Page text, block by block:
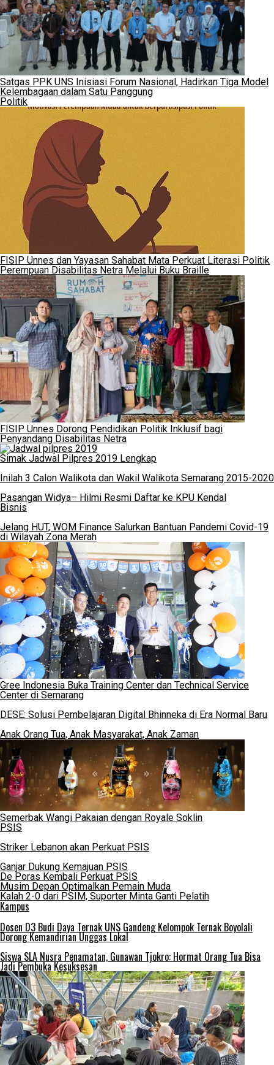
Satgas PPK UNS Inisiasi Forum Nasional, Hadirkan Tiga Model
Kelembagaan dalam Satu Panggung
Politik
FISIP Unnes dan Yayasan Sahabat Mata Perkuat Literasi Politik
Perempuan Disabilitas Netra Melalui Buku Braille
FISIP Unnes Dorong Pendidikan Politik Inklusif bagi
Penyandang Disabilitas Netra
Simak Jadwal Pilpres 2019 Lengkap
Inilah 3 Calon Walikota dan Wakil Walikota Semarang 2015-2020
Pasangan Widya– Hilmi Resmi Daftar ke KPU Kendal
Bisnis
Jelang HUT, WOM Finance Salurkan Bantuan Pandemi Covid-19
di Wilayah Zona Merah
Gree Indonesia Buka Training Center dan Technical Service
Center di Semarang
DESE: Solusi Pembelajaran Digital Bhinneka di Era Normal Baru
Anak Orang Tua, Anak Masyarakat, Anak Zaman
Semerbak Wangi Pakaian dengan Royale Soklin
PSIS
Striker Lebanon akan Perkuat PSIS
Ganjar Dukung Kemajuan PSIS
De Poras Kembali Perkuat PSIS
Musim Depan Optimalkan Pemain Muda
Kalah 2-0 dari PSIM, Suporter Minta Ganti Pelatih
Kampus
Dosen D3 Budi Daya Ternak UNS Gandeng Kelompok Ternak Boyolali
Dorong Kemandirian Unggas Lokal
Siswa SLA Nusra Penamatan, Gunawan Tjokro: Hormat Orang Tua Bisa
Jadi Pembuka Kesuksesan